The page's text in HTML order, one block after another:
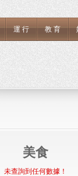
運行 教育
美食
未查詢到任何數據！